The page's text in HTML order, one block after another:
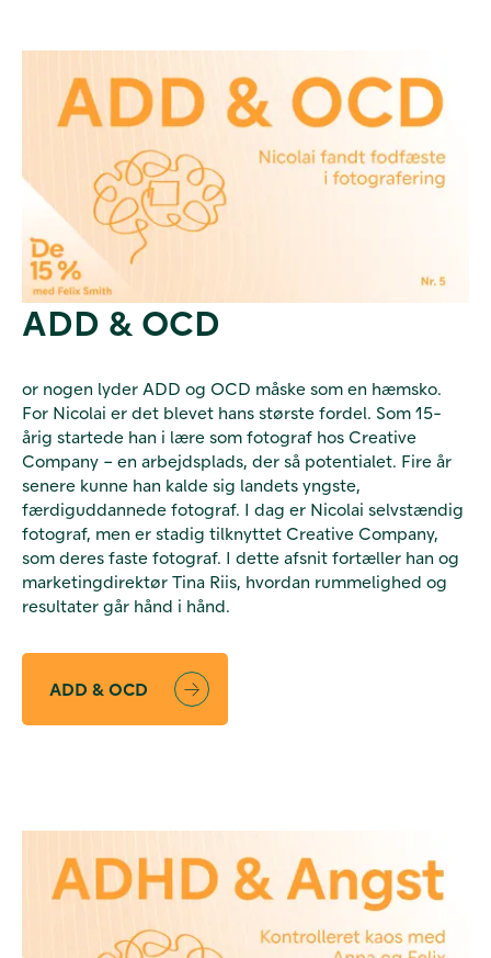
ADD & OCD
or nogen lyder ADD og OCD måske som en hæmsko.
For Nicolai er det blevet hans største fordel. Som 15-
årig startede han i lære som fotograf hos Creative
Company – en arbejdsplads, der så potentialet. Fire år
senere kunne han kalde sig landets yngste,
færdiguddannede fotograf. I dag er Nicolai selvstændig
fotograf, men er stadig tilknyttet Creative Company,
som deres faste fotograf. I dette afsnit fortæller han og
marketingdirektør Tina Riis, hvordan rummelighed og
resultater går hånd i hånd.
ADD & OCD